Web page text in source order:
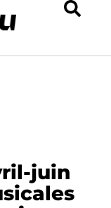
juin